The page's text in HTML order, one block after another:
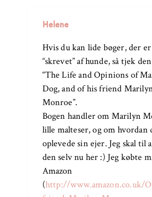
Helene
Hvis du kan lide bøger, der er
“skrevet” af hunde, så tjek
“The Life and Opinions of
Dog, and of his friend
Monroe”.
Bogen handler om Marilyn
lille malteser, og om hvordan
oplevede sin ejer. Jeg skal til
den selv nu her :) Jeg købte
Amazon
(http://www.amazon.co.uk/